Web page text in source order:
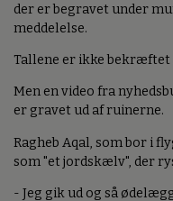
der er begravet under
meddelelse.
Tallene er ikke
Men en video fra
er gravet ud af ruinerne.
Ragheb Aqal, som bor i
som "et jordskælv", der
- Jeg gik ud og så